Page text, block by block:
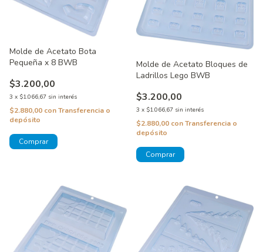
Molde de Acetato Bota
Pequeña x 8 BWB
$3.200,00
3 x $1.066,67 sin interés
$2.880,00 conTransferencia o
depósito
Molde de Acetato Bloques de
Ladrillos Lego BWB
$3.200,00
3 x $1.066,67 sin interés
$2.880,00 conTransferencia o
depósito